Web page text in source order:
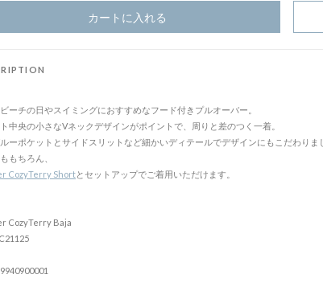
カートに入れる
ーチの日やスイミングにおすすめなフード付きプルオーバー。
中央の小さなVネックデザインがポイントで、周りと差のつく一着。
ーポケットとサイドスリットなど細かいディテールでデザインにもこだわりま
もちろん、
CozyTerry Shortとセットアップでご着用いただけます。
CozyTerry Baja